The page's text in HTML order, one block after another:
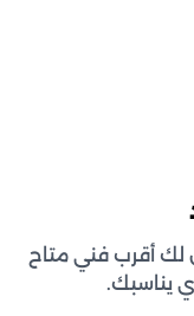
ساعة ونرسل لك أقرب فني متاح
يناسبك.